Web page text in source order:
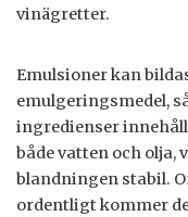
vinägretter.
Emulsioner kan
emulgeringsmedel,
ingredienser
både vatten och olja,
blandningen stabil.
ordentligt kommer